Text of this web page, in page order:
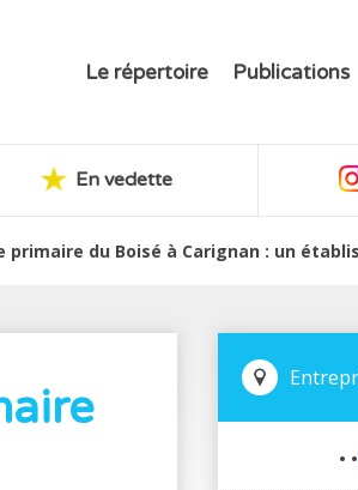
Le répertoire Publications
En vedette
primaire du Boisé à Carignan : un
• •